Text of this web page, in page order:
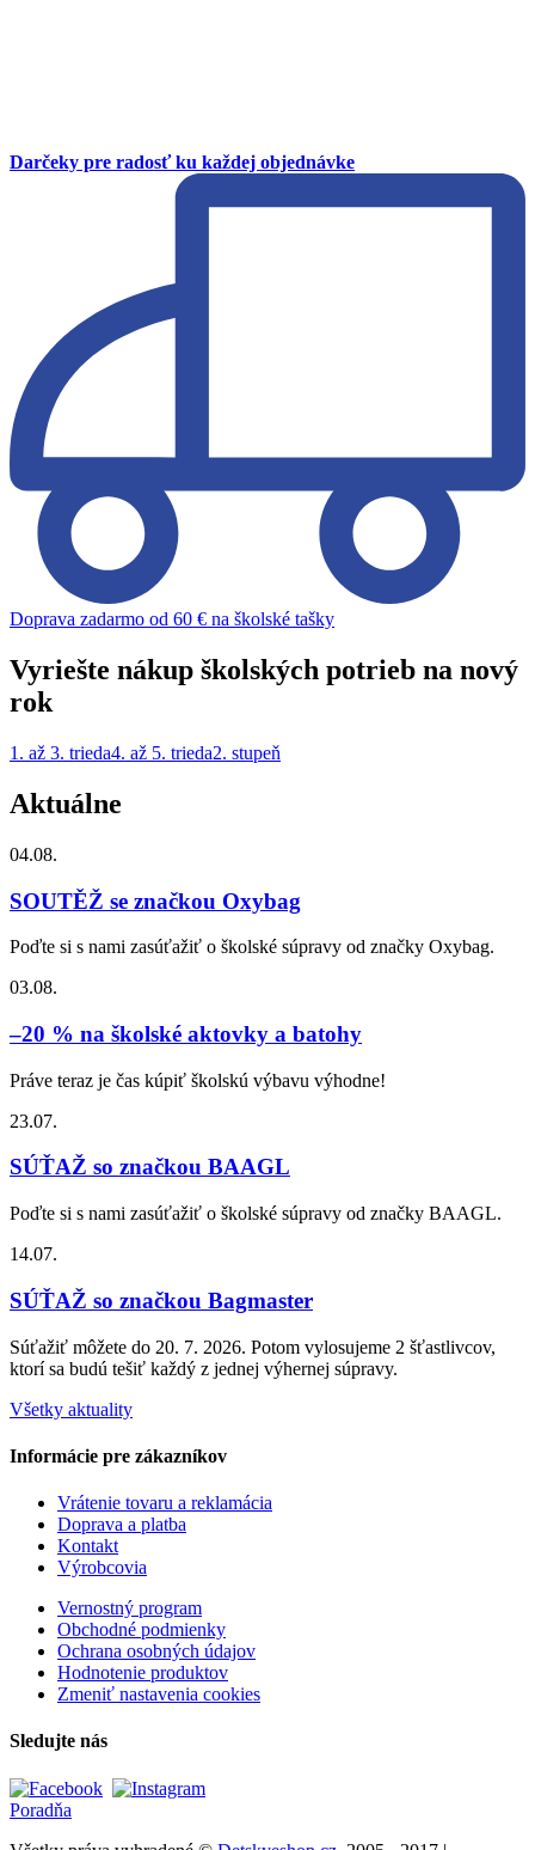
Darčeky pre radosť ku každej objednávke
Doprava zadarmo od 60 € na školské tašky
Vyriešte nákup školských potrieb na nový
rok
1. až 3. trieda4. až 5. trieda2. stupeň
Aktuálne
04.08.
SOUTĚŽ se značkou Oxybag
Poďte si s nami zasúťažiť o školské súpravy od značky Oxybag.
03.08.
–20 % na školské aktovky a batohy
Práve teraz je čas kúpiť školskú výbavu výhodne!
23.07.
SÚŤAŽ so značkou BAAGL
Poďte si s nami zasúťažiť o školské súpravy od značky BAAGL.
14.07.
SÚŤAŽ so značkou Bagmaster
Súťažiť môžete do 20. 7. 2026. Potom vylosujeme 2 šťastlivcov,
ktorí sa budú tešiť každý z jednej výhernej súpravy.
Všetky aktuality
Informácie pre zákazníkov
Vrátenie tovaru a reklamácia
Doprava a platba
Kontakt
Výrobcovia
Vernostný program
Obchodné podmienky
Ochrana osobných údajov
Hodnotenie produktov
Zmeniť nastavenia cookies
Sledujte nás
Poradňa